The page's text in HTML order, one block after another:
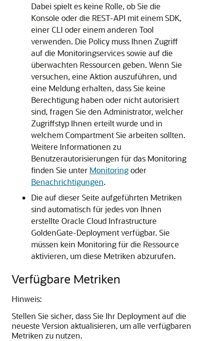
Dabei spielt es keine Rolle, ob Sie die
Konsole oder die REST-API mit einem SDK,
einer CLI oder einem anderen Tool
verwenden. Die Policy muss Ihnen Zugriff
auf die Monitoringservices sowie auf die
überwachten Ressourcen geben. Wenn Sie
versuchen, eine Aktion auszuführen, und
eine Meldung erhalten, dass Sie keine
Berechtigung haben oder nicht autorisiert
sind, fragen Sie den Administrator, welcher
Zugriffstyp Ihnen erteilt wurde und in
welchem Compartment Sie arbeiten sollten.
Weitere Informationen zu
Benutzerautorisierungen für das Monitoring
finden Sie unter Monitoringoder
Benachrichtigungen.
Die auf dieser Seite aufgeführten Metriken
sind automatisch für jedes von Ihnen
erstellte Oracle Cloud Infrastructure
GoldenGate-Deployment verfügbar. Sie
müssen kein Monitoring für die Ressource
aktivieren, um diese Metriken abzurufen.
Verfügbare Metriken
Hinweis:
Stellen Sie sicher, dass Sie Ihr Deployment auf die
neueste Version aktualisieren, um alle verfügbaren
Metriken zu nutzen.